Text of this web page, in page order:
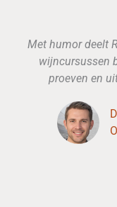
Met humor deelt
wijncursussen
proeven en